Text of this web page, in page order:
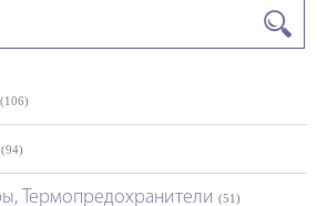
(106)
(94)
Термопредохранители(51)